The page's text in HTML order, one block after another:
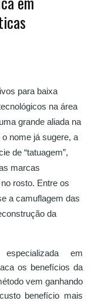
para baixa
na área
grande aliada na
nome já sugere, a
de “tatuagem”,
marcas
rosto. Entre os
a camuflagem das
da
em
os benefícios da
vem ganhando
benefício mais